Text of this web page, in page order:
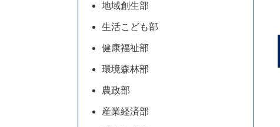
地域創生部
生活こども部
健康福祉部
環境森林部
農政部
産業経済部